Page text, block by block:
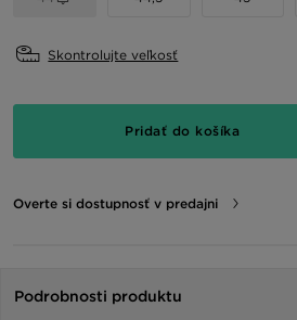
Skontrolujte veľkosť
Pridať do košíka
Overte si dostupnosť v predajni
Podrobnosti produktu